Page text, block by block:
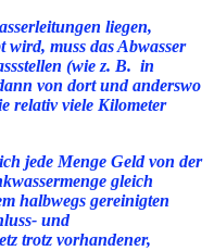
liegen,
muss das Abwasser
(wie z. B. in
von dort und anderswo
relativ viele Kilometer
jede Menge Geld von der
gleich
halbwegs gereinigten
und
trotz vorhandener,